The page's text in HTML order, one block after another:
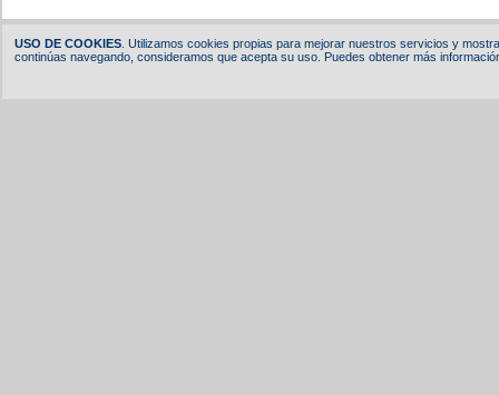
USO DE COOKIES. Utilizamos cookies propias para mejorar nuestros servicios y
continúas navegando, consideramos que acepta su uso. Puedes obtener más